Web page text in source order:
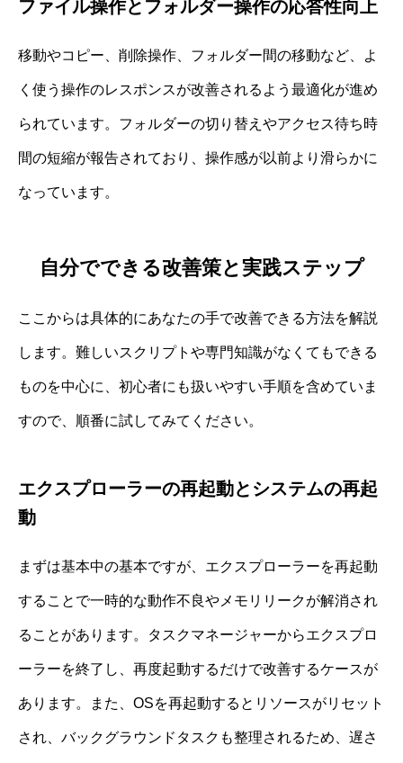
ファイル操作とフォルダー操作の応答性向上
移動やコピー、削除操作、フォルダー間の移動など、よ
く使う操作のレスポンスが改善されるよう最適化が進め
られています。フォルダーの切り替えやアクセス待ち時
間の短縮が報告されており、操作感が以前より滑らかに
なっています。
自分でできる改善策と実践ステップ
ここからは具体的にあなたの手で改善できる方法を解説
します。難しいスクリプトや専門知識がなくてもできる
ものを中心に、初心者にも扱いやすい手順を含めていま
すので、順番に試してみてください。
エクスプローラーの再起動とシステムの再起
動
まずは基本中の基本ですが、エクスプローラーを再起動
することで一時的な動作不良やメモリリークが解消され
ることがあります。タスクマネージャーからエクスプロ
ーラーを終了し、再度起動するだけで改善するケースが
あります。また、OSを再起動するとリソースがリセット
され、バックグラウンドタスクも整理されるため、遅さ